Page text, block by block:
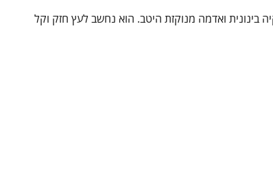
ואדמה מנוקזת היטב. הוא נחשב לעץ חזק וקל